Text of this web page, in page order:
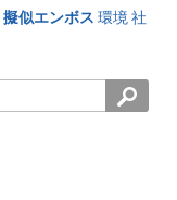
擬似エンボス 環境 社